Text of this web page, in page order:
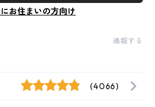
お住まいの方向け
通報する
(4066)